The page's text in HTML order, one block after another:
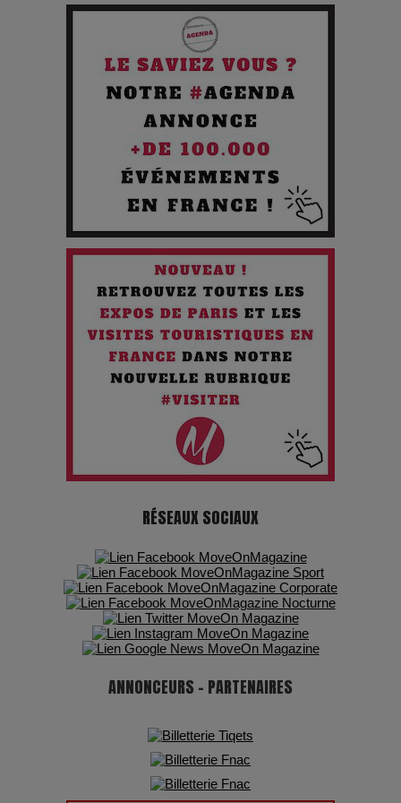
Pourquoi les Petites Entreprises Créatives Deviennent les
Les 3 meilleures destinations pour des vacances sportives
Quand l'Opéra Rencontre l'IA : Lola Volonakis, l'Artiste du
Paradoxe qui Chante le Futur
Chien 51 - Quand l’IA prend le pouvoir : une plongée dans un
futur troublant
Maïra Kerey, la “voix d’or du Kazakhstan”, célèbre ses 30
ans de carrière à la Salle Gaveau
Les dessous de la fast fashion : un désastre écologique en
7 Techniques Secrètes des Photographes de Stars
Adieu Jean-Pat : rire au bord du précipice
Pharaonic Festival 2025 : 10 ans d’électro sous les
montagnes, une fête à ne pas manquer
RÉSEAUX SOCIAUX
ANNONCEURS - PARTENAIRES